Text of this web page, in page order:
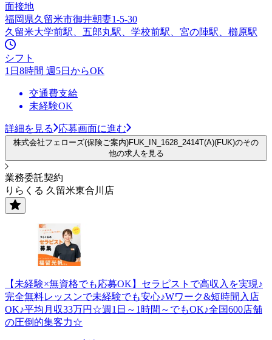
面接地
福岡県久留米市御井朝妻1-5-30
久留米大学前駅、五郎丸駅、学校前駅、宮の陣駅、櫛原駅
シフト
1日8時間 週5日からOK
交通費支給
未経験OK
詳細を見る 応募画面に進む
株式会社フェローズ(保険ご案内)FUK_IN_1628_2414T(A)(FUK)のその
他の求人を見る
業務委託契約
りらくる 久留米東合川店
【未経験×無資格でも応募OK】セラピストで高収入を実現♪
完全無料レッスンで未経験でも安心♪Wワーク&短時間入店
OK♪平均月収33万円☆週1日～1時間～でもOK♪全国600店舗
の圧倒的集客力☆